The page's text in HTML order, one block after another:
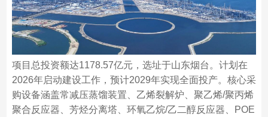
项目总投资额达1178.57亿元，选址于山东烟台。计划在
2026年启动建设工作，预计2029年实现全面投产。核心采
购设备涵盖常减压蒸馏装置、乙烯裂解炉、聚乙烯/聚丙烯
聚合反应器、芳烃分离塔、环氧乙烷/乙二醇反应器、POE